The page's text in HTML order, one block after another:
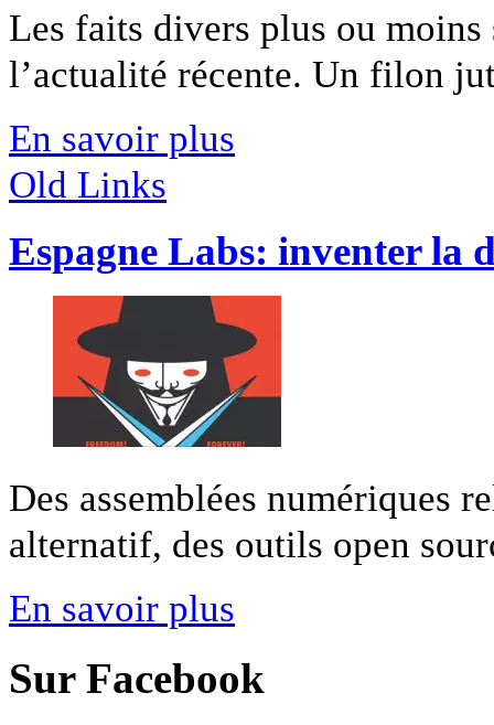
Les faits divers plus ou
l’actualité récente. Un filon
En savoir plus
Old Links
Espagne Labs: inventer la
Des assemblées numériques
alternatif, des outils open
En savoir plus
Sur Facebook